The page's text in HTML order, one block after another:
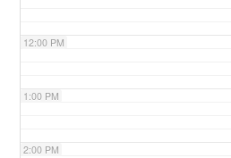
12:00 PM
1:00 PM
2:00 PM